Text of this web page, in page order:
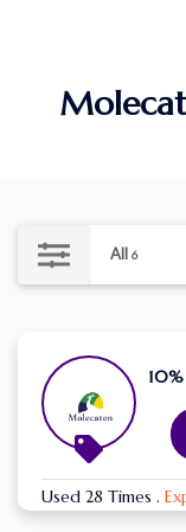
All 6
Used 28 Times .